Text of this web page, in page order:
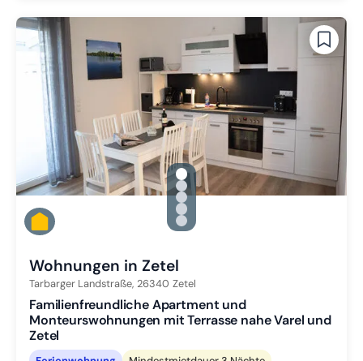
gallery.slide_selector
Zu Slide 1 wechseln
Zu Slide 2 wechseln
Zu Slide 3 wechseln
Zu Slide 4 wechseln
Zu Slide 5 wechseln
Wohnungen in Zetel
Tarbarger Landstraße, 26340 Zetel
Familienfreundliche Apartment und
Monteurswohnungen mit Terrasse nahe Varel und
Zetel